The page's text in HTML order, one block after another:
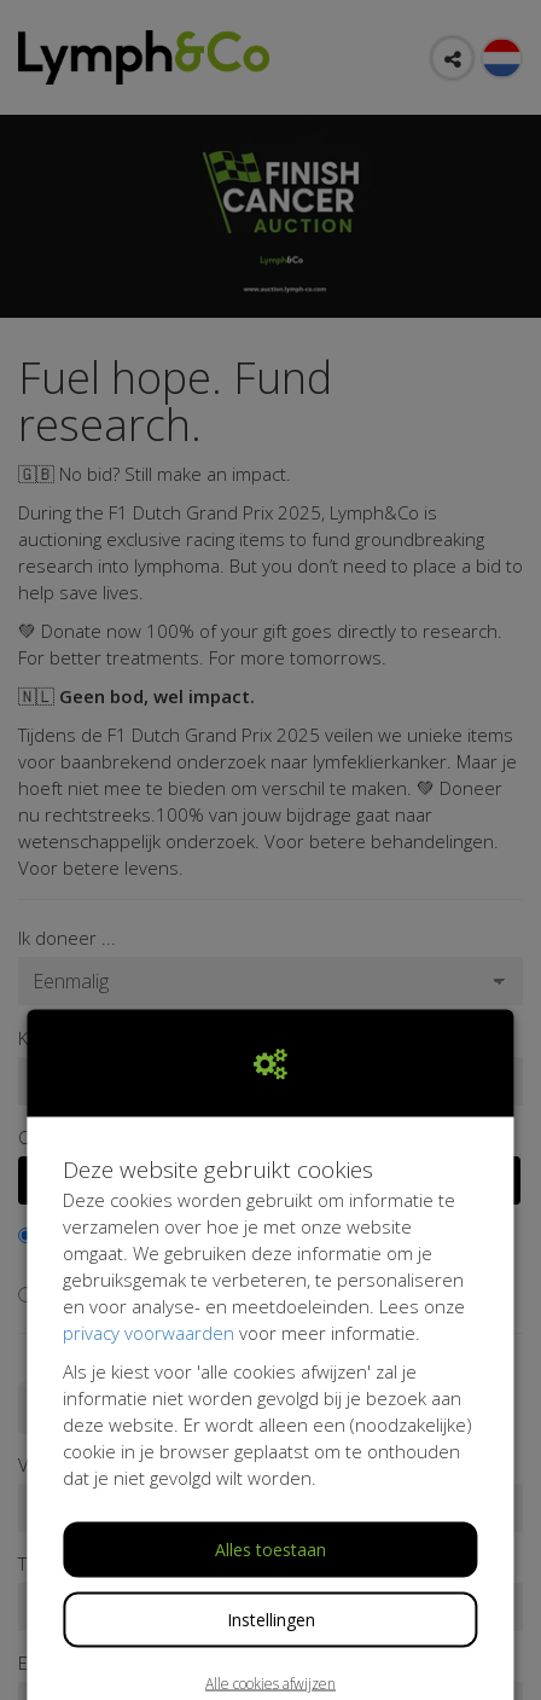
Fuel hope. Fund
research.
🇬🇧 No bid? Still make an impact.
During the F1 Dutch Grand Prix 2025, Lymph&Co is
auctioning exclusive racing items to fund groundbreaking
research into lymphoma. But you don’t need to place a bid to
help save lives.
💚 Donate now 100% of your gift goes directly to research.
For better treatments. For more tomorrows.
🇳🇱 Geen bod, wel impact.
Tijdens de F1 Dutch Grand Prix 2025 veilen we unieke items
voor baanbrekend onderzoek naar lymfeklierkanker. Maar je
hoeft niet mee te bieden om verschil te maken. 💚 Doneer
nu rechtstreeks.100% van jouw bijdrage gaat naar
wetenschappelijk onderzoek. Voor betere behandelingen.
Voor betere levens.
Ik doneer ...
Kies zelf een donatiebedrag*
Of kies een vaak gekozen bedrag
€ 50 € 100 € 150
Ik wil bijdragen aan de transactiekosten en betaal € 0,50
extra
Ik wil niet bijdragen aan de transactiekosten
Doneren als persoon Doneren als bedrijf
Voornaam*
Tussenv. Achternaam*
E-mailadres*
Deze website gebruikt cookies
Deze cookies worden gebruikt om informatie te
verzamelen over hoe je met onze website
omgaat. We gebruiken deze informatie om je
gebruiksgemak te verbeteren, te personaliseren
en voor analyse- en meetdoeleinden. Lees onze
privacy voorwaarden voor meer informatie.
Als je kiest voor 'alle cookies afwijzen' zal je
informatie niet worden gevolgd bij je bezoek aan
deze website. Er wordt alleen een (noodzakelijke)
cookie in je browser geplaatst om te onthouden
dat je niet gevolgd wilt worden.
Alles toestaan
Instellingen
Alle cookies afwijzen